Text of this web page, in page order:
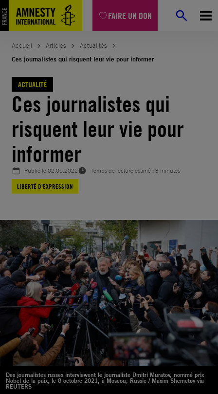
FAIRE UN DON
Aller
au
contenu
Accueil Articles
Actualités
Ces journalistes qui risquent leur vie pour informer
ACTUALITÉ
Ces journalistes qui
risquent leur vie pour
informer
Publié le02.05.2022
Temps de lecture estimé : 3 minutes
LIBERTÉ D'EXPRESSION
Des journalistes russes interviewent le journaliste Dmitri Muratov, nommé prix
Nobel de la paix, le 8 octobre 2021, à Moscou, Russie / Maxim Shemetov via
REUTERS